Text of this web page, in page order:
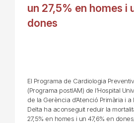
un 27,5% en homes i
dones
El Programa de Cardiologia
(Programa postIAM) de l’Hospital
de la Gerència d’Atenció Primària i a
Delta ha aconseguit reduir la
27,5% en homes i un 47,6% en